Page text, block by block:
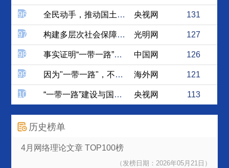
96 全民动手，推动国土绿化取得... 央视网 131
97 构建多层次社会保障体系 光明网 127
98 事实证明“一带一路”倡议与... 中国网 126
99 因为"一带一路"，不同国家... 海外网 121
100 “一带一路”建设与国际组织... 央视网 113
历史榜单
4月网络理论文章 TOP100榜
（发榜日期：2026年05月21日）